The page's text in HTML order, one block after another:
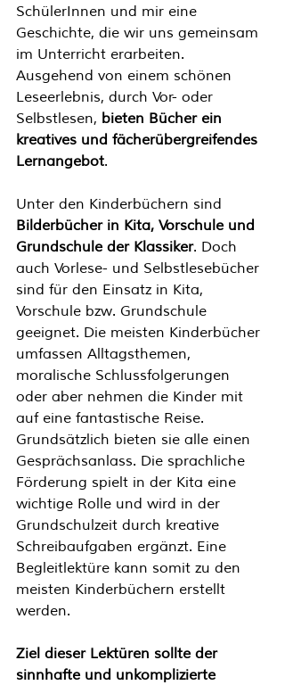
SchülerInnen und mir eine
Geschichte, die wir uns gemeinsam
im Unterricht erarbeiten.
Ausgehend von einem schönen
Leseerlebnis, durch Vor- oder
Selbstlesen, bieten Bücher ein
kreatives und fächerübergreifendes
Lernangebot.
Unter den Kinderbüchern sind
Bilderbücher in Kita, Vorschule und
Grundschule der Klassiker. Doch
auch Vorlese- und Selbstlesebücher
sind für den Einsatz in Kita,
Vorschule bzw. Grundschule
geeignet. Die meisten Kinderbücher
umfassen Alltagsthemen,
moralische Schlussfolgerungen
oder aber nehmen die Kinder mit
auf eine fantastische Reise.
Grundsätzlich bieten sie alle einen
Gesprächsanlass. Die sprachliche
Förderung spielt in der Kita eine
wichtige Rolle und wird in der
Grundschulzeit durch kreative
Schreibaufgaben ergänzt. Eine
Begleitlektüre kann somit zu den
meisten Kinderbüchern erstellt
werden.
Ziel dieser Lektüren sollte der
sinnhafte und unkomplizierte